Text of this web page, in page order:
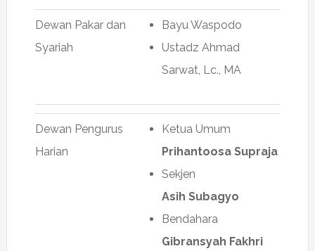
Dewan Pakar dan
Syariah
Bayu Waspodo
Ustadz Ahmad
Sarwat, Lc., MA
Dewan Pengurus
Harian
Ketua Umum
Prihantoosa Supraja
Sekjen
Asih Subagyo
Bendahara
Gibransyah Fakhri